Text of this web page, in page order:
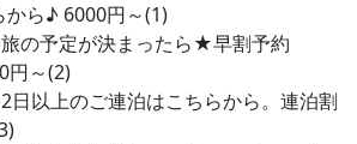
から♪ 6000円～(1)
の予定が決まったら★早割予約
円～(2)
日以上のご連泊はこちらから。連泊割